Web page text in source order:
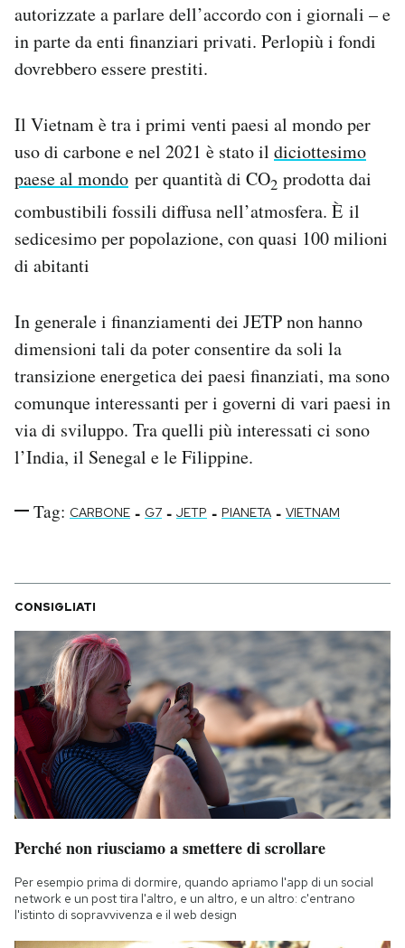
autorizzate a parlare dell’accordo con i giornali – e
in parte da enti finanziari privati. Perlopiù i fondi
dovrebbero essere prestiti.
Il Vietnam è tra i primi venti paesi al mondo per
uso di carbone e nel 2021 è stato il diciottesimo
paese al mondo per quantità di CO2 prodotta dai
combustibili fossili diffusa nell’atmosfera. È il
sedicesimo per popolazione, con quasi 100 milioni
di abitanti
In generale i finanziamenti dei JETP non hanno
dimensioni tali da poter consentire da soli la
transizione energetica dei paesi finanziati, ma sono
comunque interessanti per i governi di vari paesi in
via di sviluppo. Tra quelli più interessati ci sono
l’India, il Senegal e le Filippine.
Tag: CARBONE - G7 - JETP - PIANETA - VIETNAM
CONSIGLIATI
Perché non riusciamo a smettere di scrollare
Per esempio prima di dormire, quando apriamo l'app di un social
network e un post tira l'altro, e un altro, e un altro: c'entrano
l'istinto di sopravvivenza e il web design